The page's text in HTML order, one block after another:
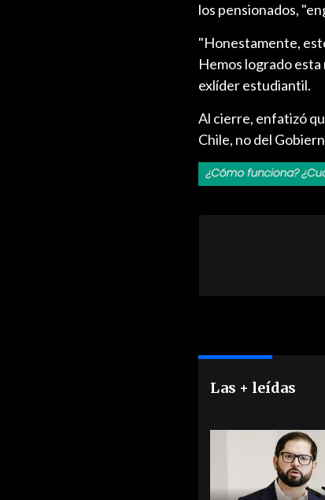
los pensionados,
"Honestamente,
Hemos logrado
exlíder estudiantil.
Al cierre, enfatizó
Chile, no del
Las + leídas